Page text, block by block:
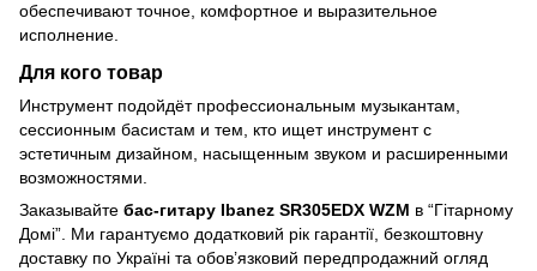
обеспечивают точное, комфортное и выразительное
исполнение.
Для кого товар
Инструмент подойдёт профессиональным музыкантам,
сессионным басистам и тем, кто ищет инструмент с
эстетичным дизайном, насыщенным звуком и расширенными
возможностями.
Заказывайте бас-гитару Ibanez SR305EDX WZM в “Гітарному
Домі”. Ми гарантуємо додатковий рік гарантії, безкоштовну
доставку по Україні та обов’язковий передпродажний огляд